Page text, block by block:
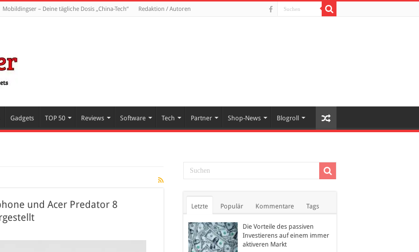
Mobildingser – Deine tägliche Dosis „China-Tech“ Redaktion / Autoren
Gadgets TOP 50 Reviews Software Tech Partner Shop-News Blogroll
und Acer Predator 8
Letzte Populär Kommentare Tags
Die Vorteile des passiven
Investierens auf einem immer
aktiveren Markt